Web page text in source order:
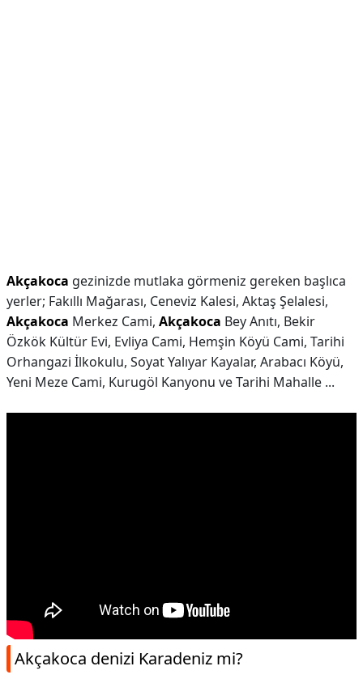
Akçakoca gezinizde mutlaka görmeniz gereken başlıca
yerler; Fakıllı Mağarası, Ceneviz Kalesi, Aktaş Şelalesi,
Akçakoca Merkez Cami, Akçakoca Bey Anıtı, Bekir
Özkök Kültür Evi, Evliya Cami, Hemşin Köyü Cami, Tarihi
Orhangazi İlkokulu, Soyat Yalıyar Kayalar, Arabacı Köyü,
Yeni Meze Cami, Kurugöl Kanyonu ve Tarihi Mahalle ...
Akçakoca denizi Karadeniz mi?